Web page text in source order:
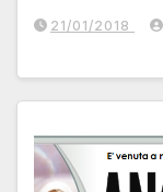
21/01/2018